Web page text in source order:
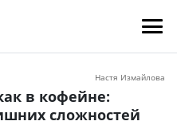
Настя Измайлова
в кофейне:
сложностей